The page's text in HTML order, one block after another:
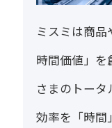
ミスミは商
時間価値」を
さまのトー
効率を「時間